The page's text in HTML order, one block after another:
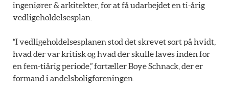
ingeniører & arkitekter, for at få udarbejdet en ti-årig
vedligeholdelsesplan.
“I vedligeholdelsesplanen stod det skrevet sort på hvidt,
hvad der var kritisk og hvad der skulle laves inden for
en fem-tiårig periode,” fortæller Boye Schnack, der er
formand i andelsboligforeningen.